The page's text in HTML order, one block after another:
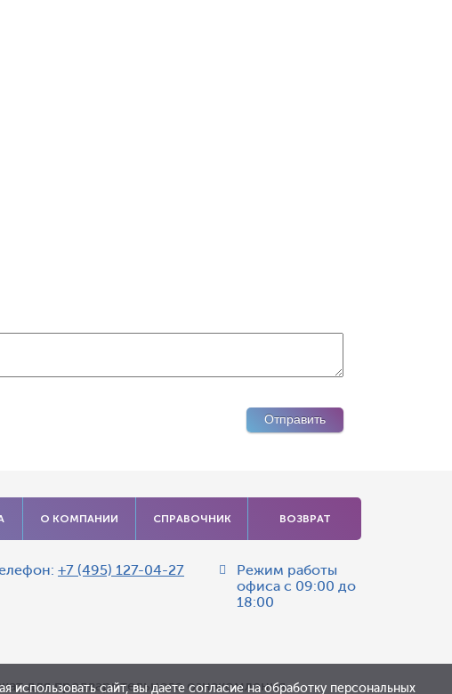
О КОМПАНИИ СПРАВОЧНИК ВОЗВРАТ
+7 (495) 127-04-27
Режим работы
офиса с 09:00 до
18:00
для предварительного ознакомления.
сайт, вы даете согласие на обработку персональных